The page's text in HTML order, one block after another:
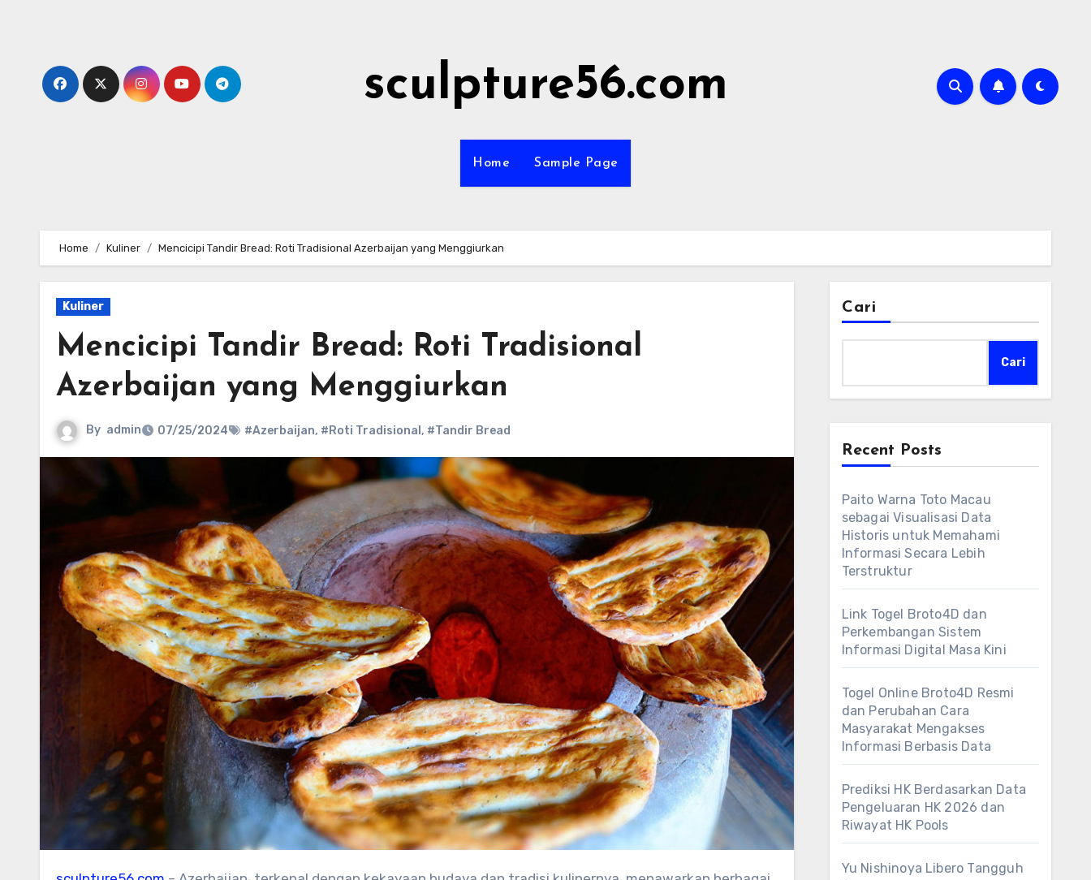
sculpture56.com
Home Sample Page
Home Kuliner Mencicipi Tandir Bread: Roti Tradisional Azerbaijan yang Menggiurkan
Kuliner
Mencicipi Tandir Bread: Roti Tradisional
Azerbaijan yang Menggiurkan
By admin 07/25/2024 #Azerbaijan, #Roti Tradisional , #Tandir Bread
Cari
Cari
Recent Posts
Paito Warna Toto Macau
sebagai Visualisasi Data
Historis untuk Memahami
Informasi Secara Lebih
Terstruktur
Link Togel Broto4D dan
Perkembangan Sistem
Informasi Digital Masa Kini
Togel Online Broto4D Resmi
dan Perubahan Cara
Masyarakat Mengakses
Informasi Berbasis Data
Prediksi HK Berdasarkan Data
Pengeluaran HK 2026 dan
Riwayat HK Pools
Yu Nishinoya Libero Tangguh